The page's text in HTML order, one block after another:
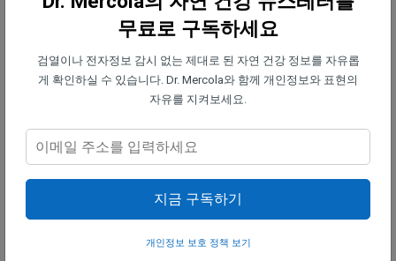
칼슘, 비타민 D3, 비타민 K2는 심장 건강과 전반적 건
강을 위해 적절히 균형을 이루어야 한다는 점을 이해
하는 것이 중요하다. 가장 쉽고 안전한 방법은 칼슘·
마그네슘·비타민 K2가 풍부한 음식을 더 먹고, 여기에
적절한 햇빛 노출을 병행하는 것이다.
•보충제를 섭취한다면, 이 영양소들의 균형을 반드시
맞춰야 한다. —
비타민 D나 칼슘을 복용하고 있다면,
K2와 마그네슘도 충분히 섭취하고 있는지 확인해야
한다. 하루 약 150mcg의 K2 섭취를 목표로 하되, 이
무료로 구독하세요
검열이나 전자정보 감시 없는 제대로 된 자연 건강 정보를 자유롭
게 확인하실 수 있습니다. Dr. Mercola와 함께 개인정보와 표현의
자유를 지켜보세요.
지금 구독하기
개인정보 보호 정책 보기